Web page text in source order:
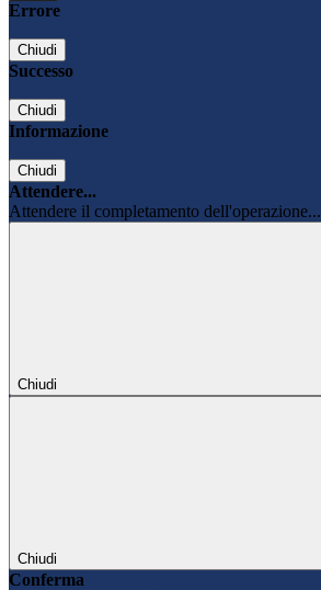
Errore
Chiudi
Successo
Chiudi
Informazione
Chiudi
Attendere...
Attendere il completamento dell'operazione...
Chiudi
Chiudi
Conferma